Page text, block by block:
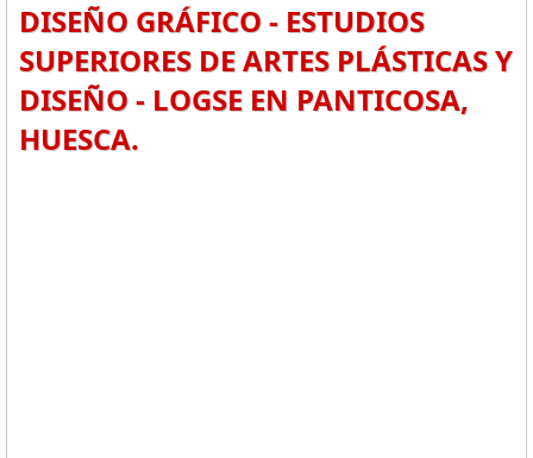
DISEÑO GRÁFICO - ESTUDIOS
SUPERIORES DE ARTES PLÁSTICAS Y
DISEÑO - LOGSE EN PANTICOSA,
HUESCA.